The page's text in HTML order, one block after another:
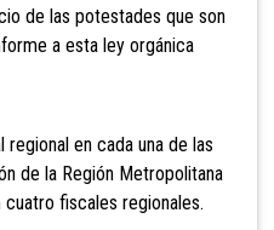
de las potestades que son
a esta ley orgánica
en cada una de las
de la Región Metropolitana
fiscales regionales.